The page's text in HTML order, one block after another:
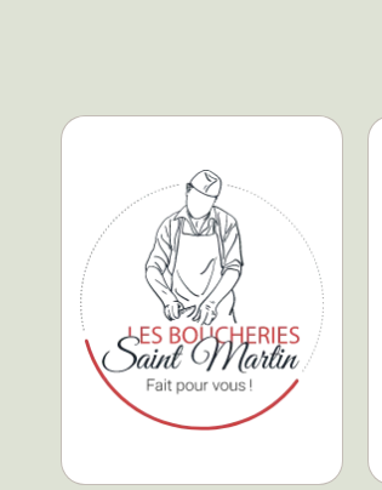
Nos boucheries
Nos enseignes Delhaize
disposent de leur propre
boucherie sous le nom
des Boucheries Saint
Martin. Vous y trouverez
des produits de qualité,
travaillés dans le plus
grand respect des